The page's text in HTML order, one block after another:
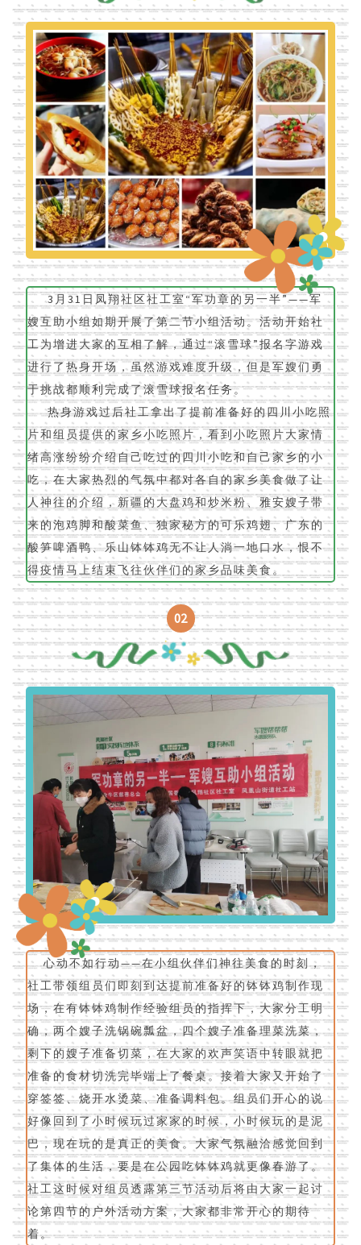
3月31日凤翔社区社工室“军功章的另一半”——军
嫂互助小组如期开展了第二节小组活动。活动开始社
工为增进大家的互相了解，通过“滚雪球”报名字游戏
进行了热身开场，虽然游戏难度升级，但是军嫂们勇
于挑战都顺利完成了滚雪球报名任务。
热身游戏过后社工拿出了提前准备好的四川小吃照
片和组员提供的家乡小吃照片，看到小吃照片大家情
绪高涨纷纷介绍自己吃过的四川小吃和自己家乡的小
吃，在大家热烈的气氛中都对各自的家乡美食做了让
人神往的介绍，新疆的大盘鸡和炒米粉、雅安嫂子带
来的泡鸡脚和酸菜鱼、独家秘方的可乐鸡翅、广东的
酸笋啤酒鸭、乐山钵钵鸡无不让人淌一地口水，恨不
得疫情马上结束飞往伙伴们的家乡品味美食。
02
心动不如行动——在小组伙伴们神往美食的时刻，
社工带领组员们即刻到达提前准备好的钵钵鸡制作现
场，在有钵钵鸡制作经验组员的指挥下，大家分工明
确，两个嫂子洗锅碗瓢盆，四个嫂子准备理菜洗菜，
剩下的嫂子准备切菜，在大家的欢声笑语中转眼就把
准备的食材切洗完毕端上了餐桌。接着大家又开始了
穿签签、烧开水烫菜、准备调料包。组员们开心的说
好像回到了小时候玩过家家的时候，小时候玩的是泥
巴，现在玩的是真正的美食。大家气氛融洽感觉回到
了集体的生活，要是在公园吃钵钵鸡就更像春游了。
社工这时候对组员透露第三节活动后将由大家一起讨
论第四节的户外活动方案，大家都非常开心的期待
着。